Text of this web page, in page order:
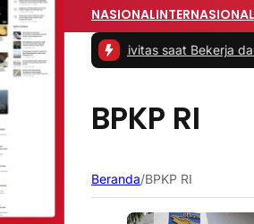
NASIONALINTERNASIONAL
Produktivitas saat Bekerja dari Rumah |
BPKP RI
Beranda/BPKP RI